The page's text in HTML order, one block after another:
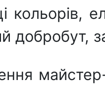
кольорів,